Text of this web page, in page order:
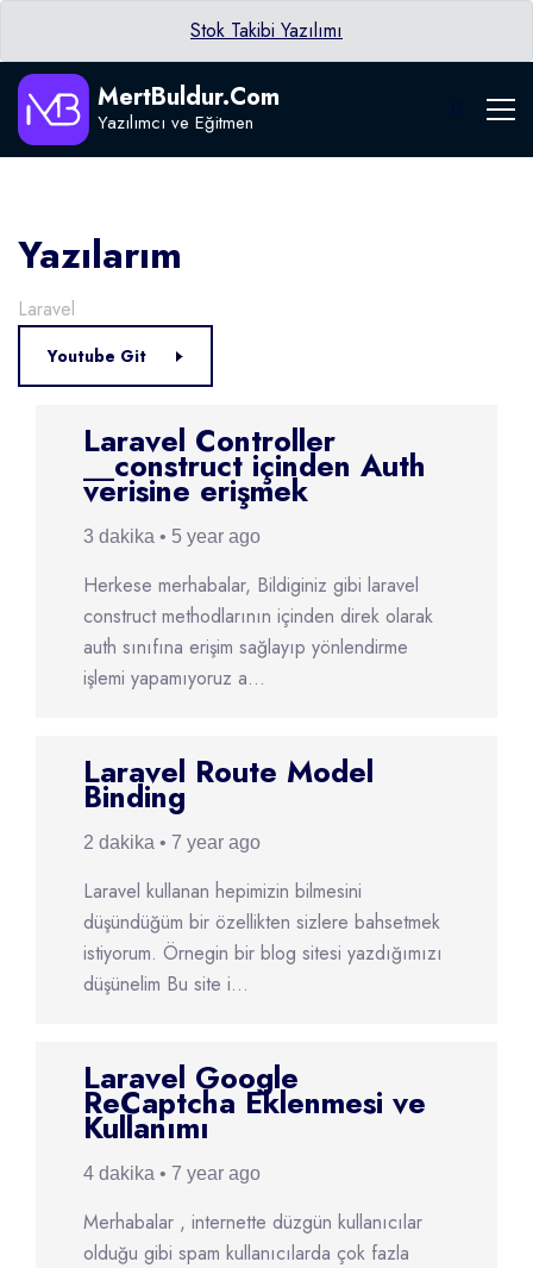
Stok Takibi Yazılımı
MertBuldur.Com
Yazılımcı ve Eğitmen
Yazılarım
Laravel
Youtube Git
Laravel Controller
__construct içinden Auth
verisine erişmek
3 dakika • 5 year ago
Herkese merhabalar, Bildiginiz gibi laravel
construct methodlarının içinden direk olarak
auth sınıfına erişim sağlayıp yönlendirme
işlemi yapamıyoruz a...
Laravel Route Model
Binding
2 dakika • 7 year ago
Laravel kullanan hepimizin bilmesini
düşündüğüm bir özellikten sizlere bahsetmek
istiyorum. Örnegin bir blog sitesi yazdığımızı
düşünelim Bu site i...
Laravel Google
ReCaptcha Eklenmesi ve
Kullanımı
4 dakika • 7 year ago
Merhabalar , internette düzgün kullanıcılar
olduğu gibi spam kullanıcılarda çok fazla